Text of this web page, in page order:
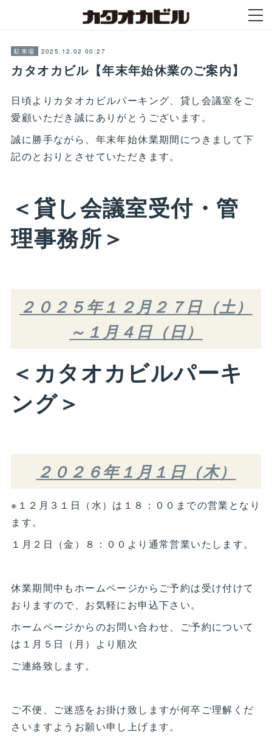
駐車場 2025.12.02 00:27
カタオカビル【年末年始休業のご案内】
日頃よりカタオカビルパーキング、貸し会議室をご
愛顧いただき誠にありがとうございます。
誠に勝手ながら、年末年始休業期間につきまして下
記のとおりとさせていただきます。
＜貸し会議室受付・管
理事務所＞
２０２５年１２月２７日（土）
～１月４日（日）
＜カタオカビルパーキ
ング＞
２０２６年１月１日（木）
※１２月３１日（水）は１８：００までの営業となり
ます。
１月２日（金）８：００より通常営業いたします。
休業期間中もホームページからご予約は受け付けて
おりますので、お気軽にお申込下さい。
ホームページからのお問い合わせ、ご予約について
は１月５日（月）より順次
ご連絡致します。
ご不便、ご迷惑をお掛け致しますが何卒ご理解くだ
さいますようお願い申し上げます。